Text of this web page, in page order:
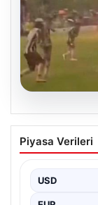
Olmaz
yıldırım
Piyasa Verileri
USD